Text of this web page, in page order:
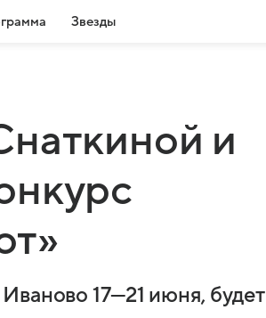
Звезды
и
17—21 июня, будет